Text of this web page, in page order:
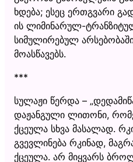
ხდება; ესეც ერთგვარი
ის ლიმინარულ-
სიმულირებულ
მოასწავებს.
***
სულაჟი წერდა –
დაჟანგული ლითონი,
ქცეულა სხვა მასალად.
გვევლინება რკინად,
ქცეულა. არ მიყვარს